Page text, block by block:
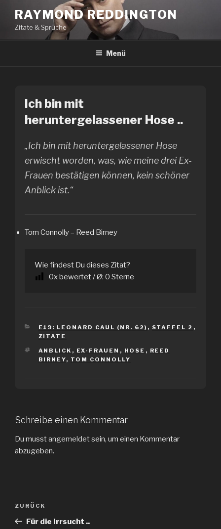
Inhalt
springen
RAYMOND REDDINGTON
Zitate & Sprüche
Menü
Ich bin mit
heruntergelassener Hose ..
„Ich bin mit heruntergelassener Hose
erwischt worden, was, wie meine drei Ex-
Frauen bestätigen können, kein schöner
Anblick ist.“
Tom Connolly – Reed Birney
Wie findest Du dieses Zitat?
0x bewertet / Ø: 0 Sterne
KATEGORIEN
E19: LEONARD CAUL (NR. 62) , STAFFEL 2 ,
ZITATE
SCHLAGWÖRTER
ANBLICK , EX-FRAUEN , HOSE , REED
BIRNEY, TOM CONNOLLY
Schreibe einen Kommentar
Du musstangemeldetsein, um einen Kommentar
abzugeben.
Beitragsnavigation
Vorheriger
Beitrag
ZURÜCK
Für die Irrsucht ..